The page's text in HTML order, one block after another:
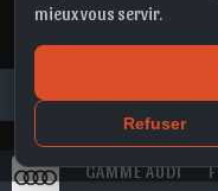
mieux vous servir.
Refuser
AUDI Q3 40 TDI quattro
GAMME AUDI